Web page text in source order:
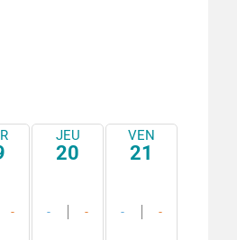
-
JEU
20
- -
VEN
21
- -